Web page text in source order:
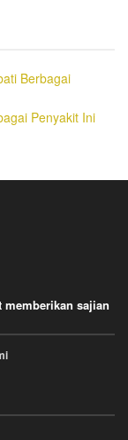
Berbagai
Penyakit Ini
memberikan sajian